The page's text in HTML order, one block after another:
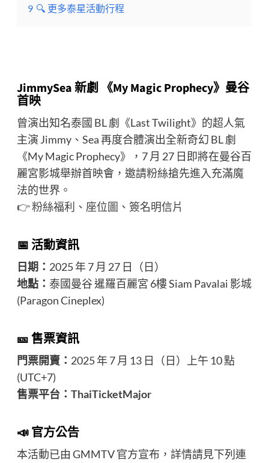
9 🔍 更多泰星活動行程
JimmySea 新劇 《My Magic Prophecy》曼谷
首映
曾演出知名泰國 BL 劇《Last Twilight》的超人氣
主演 Jimmy、Sea 再度合體演出全新奇幻 BL 劇
《My Magic Prophecy》，7 月 27 日即將在曼谷百
麗宮影城舉辦首映會，邀請粉絲搶先進入充滿魔
法的世界。
👉粉絲福利 、 座位圖 、 簽名明信片
📅 活動資訊
日期： 2025 年 7 月 27 日（日）
地點： 泰國曼谷 暹羅百麗宮 6樓 Siam Pavalai 影城
(Paragon Cineplex)
🎫 售票資訊
門票開賣： 2025 年 7 月 13 日（日）上午 10 點
(UTC+7)
售票平台： ThaiTicketMajor
📣 官方公告
本活動已由 GMMTV 官方宣布，詳情請見下列連